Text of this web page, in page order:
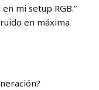
mi setup RGB.”
ruido en máxima